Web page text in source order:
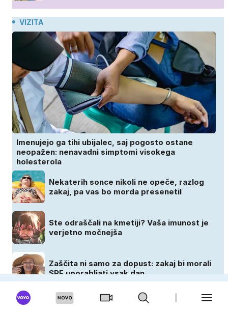
VIZITA
Imenujejo ga tihi ubijalec, saj pogosto ostane
neopažen: nenavadni simptomi visokega
holesterola
Nekaterih sonce nikoli ne opeče, razlog
zakaj, pa vas bo morda presenetil
Ste odraščali na kmetiji? Vaša imunost je
verjetno močnejša
Zaščita ni samo za dopust: zakaj bi morali
SPF uporabljati vsak dan
CEKIN